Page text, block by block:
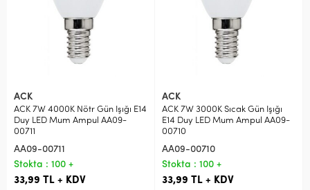
ACK
ACK 7W 4000K Nötr Gün Işığı E14
Duy LED Mum Ampul AA09-
00711
AA09-00711
Stokta : 100 +
33,99 TL + KDV
ACK
ACK 7W 3000K Sıcak Gün Işığı
E14 Duy LED Mum Ampul AA09-
00710
AA09-00710
Stokta : 100 +
33,99 TL + KDV